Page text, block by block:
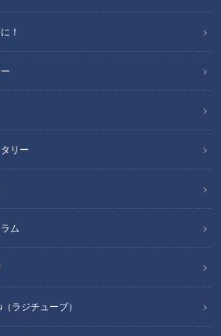
！
リー
ム
ラジチューブ）
まりあ
ュラー
ときに大切なのが、応急処置。しか
と治りが遅くなるだけでなく、かえっ
ります。今回は、意外と間違っている
。夏のレジャーに向けて、正しい応急
す。
応急処置
応急処置